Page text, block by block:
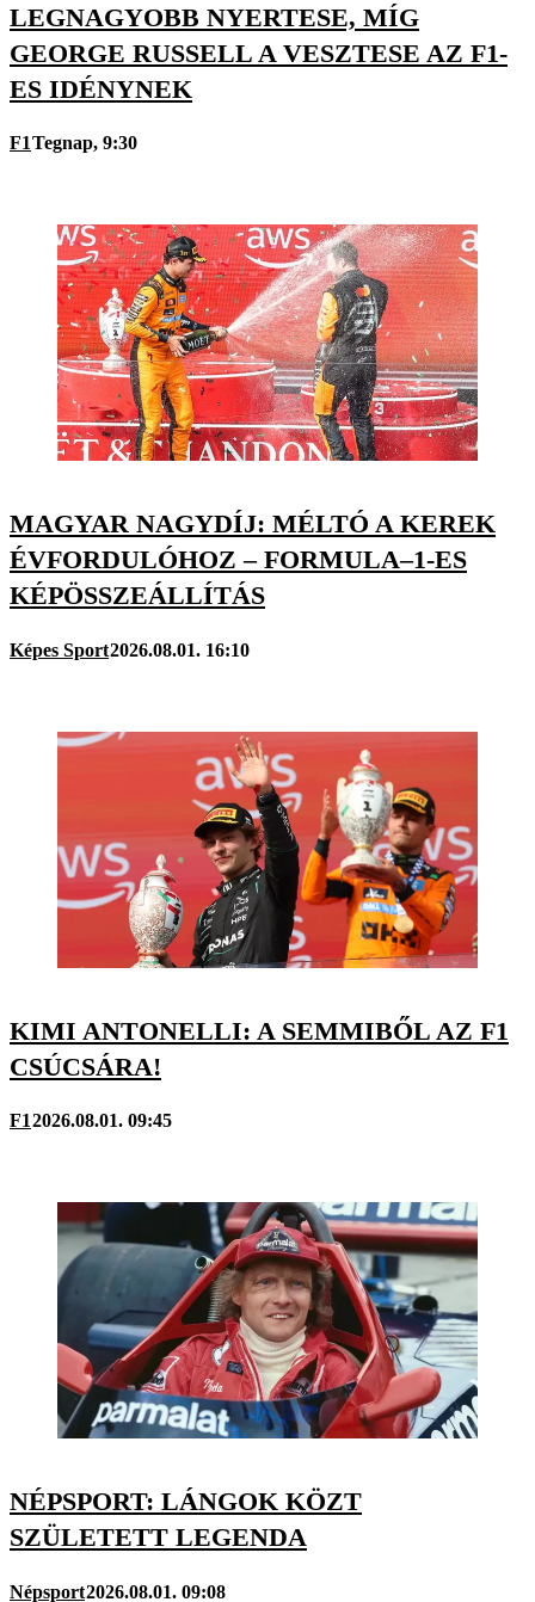
LEGNAGYOBB NYERTESE, MÍG
GEORGE RUSSELL A VESZTESE AZ F1-
ES IDÉNYNEK
F1Tegnap, 9:30
MAGYAR NAGYDÍJ: MÉLTÓ A KEREK
ÉVFORDULÓHOZ – FORMULA–1-ES
KÉPÖSSZEÁLLÍTÁS
Képes Sport2026.08.01. 16:10
KIMI ANTONELLI: A SEMMIBŐL AZ F1
CSÚCSÁRA!
F12026.08.01. 09:45
NÉPSPORT: LÁNGOK KÖZT
SZÜLETETT LEGENDA
Népsport2026.08.01. 09:08